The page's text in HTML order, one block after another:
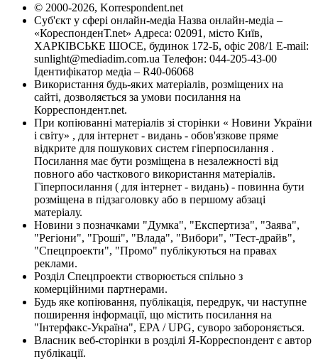
© 2000-2026, Korrespondent.net
Суб'єкт у сфері онлайн-медіа Назва онлайн-медіа –
«КореспонденТ.net» Адреса: 02091, місто Київ,
ХАРКІВСЬКЕ ШОСЕ, будинок 172-Б, офіс 208/1 E-mail:
sunlight@mediadim.com.ua Телефон: 044-205-43-00
Ідентифікатор медіа – R40-06068
Використання будь-яких матеріалів, розміщених на
сайті, дозволяється за умови посилання на
Корреспондент.net.
При копіюванні матеріалів зі сторінки « Новини України
і світу» , для інтернет - видань - обов'язкове пряме
відкрите для пошукових систем гіперпосилання .
Посилання має бути розміщена в незалежності від
повного або часткового використання матеріалів.
Гіперпосилання ( для інтернет - видань) - повинна бути
розміщена в підзаголовку або в першому абзаці
матеріалу.
Новини з позначками "Думка", "Експертиза", "Заява",
"Регіони", "Гроші", "Влада", "Вибори", "Тест-драйв",
"Спецпроекти", "Промо" публікуються на правах
реклами.
Розділ Спецпроекти створюється спільно з
комерційними партнерами.
Будь яке копіювання, публікація, передрук, чи наступне
поширення інформації, що містить посилання на
"Інтерфакс-Україна", EPA / UPG, суворо забороняється.
Власник веб-сторінки в розділі Я-Корреспондент є автор
публікації.